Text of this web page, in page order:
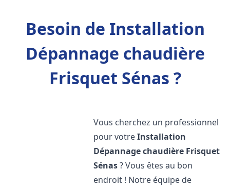
Besoin de Installation
Dépannage chaudière
Frisquet Sénas ?
Vous cherchez un professionnel
pour votreInstallation
Dépannage chaudière Frisquet
Sénas? Vous êtes au bon
endroit ! Notre équipe de